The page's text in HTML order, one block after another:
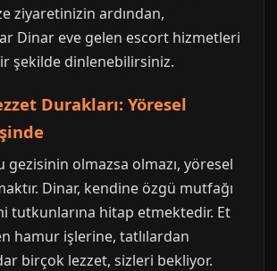
ziyaretinizin ardından,
Dinar eve gelen escort hizmetleri
şekilde dinlenebilirsiniz.
Durakları: Yöresel
gezisinin olmazsa olmazı, yöresel
Dinar, kendine özgü mutfağı
tutkunlarına hitap etmektedir. Et
hamur işlerine, tatlılardan
birçok lezzet, sizleri bekliyor.